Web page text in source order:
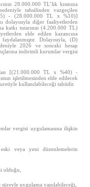
28.000.000 TL’lik kısmına
tahsilinden vazgeçilen
- (28.000.000 TL x %10)]
dolayısıyla diğer faaliyetlerden
katkı tutarının (4.200.000 TL)
elde edilen kazancına
Dolayısıyla, (D)
2026 ve sonraki hesap
indirimli kurumlar vergisi
[(21.000.000 TL x %40) -
işletilmesinden elde edilecek
kullanılabileceği tabiidir.
vergisi uygulamasına ilişkin
veya yeni düzenlemelerin
olduğu,
uygulama yapılabileceği,